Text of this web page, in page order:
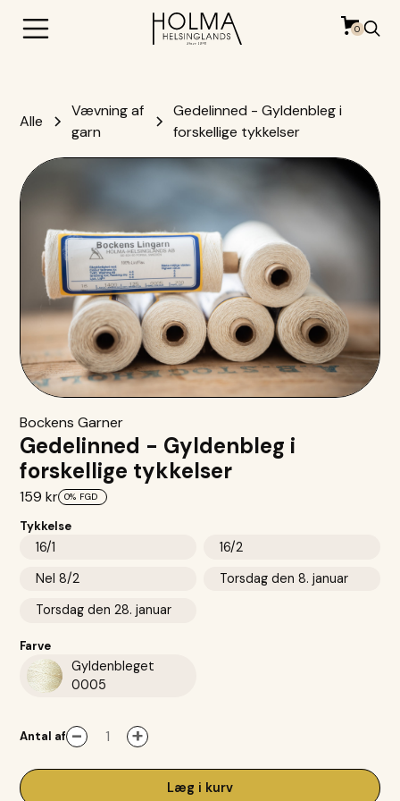
0
Alle
Vævning af
garn
Gedelinned - Gyldenbleg i
forskellige tykkelser
Bockens Garner
Gedelinned - Gyldenbleg i
forskellige tykkelser
159 kr 0% FGD
Tykkelse
16/1
16/2
Nel 8/2
Torsdag den 8. januar
Torsdag den 28. januar
Farve
Gyldenbleget
0005
Antal af - +
Læg i kurv